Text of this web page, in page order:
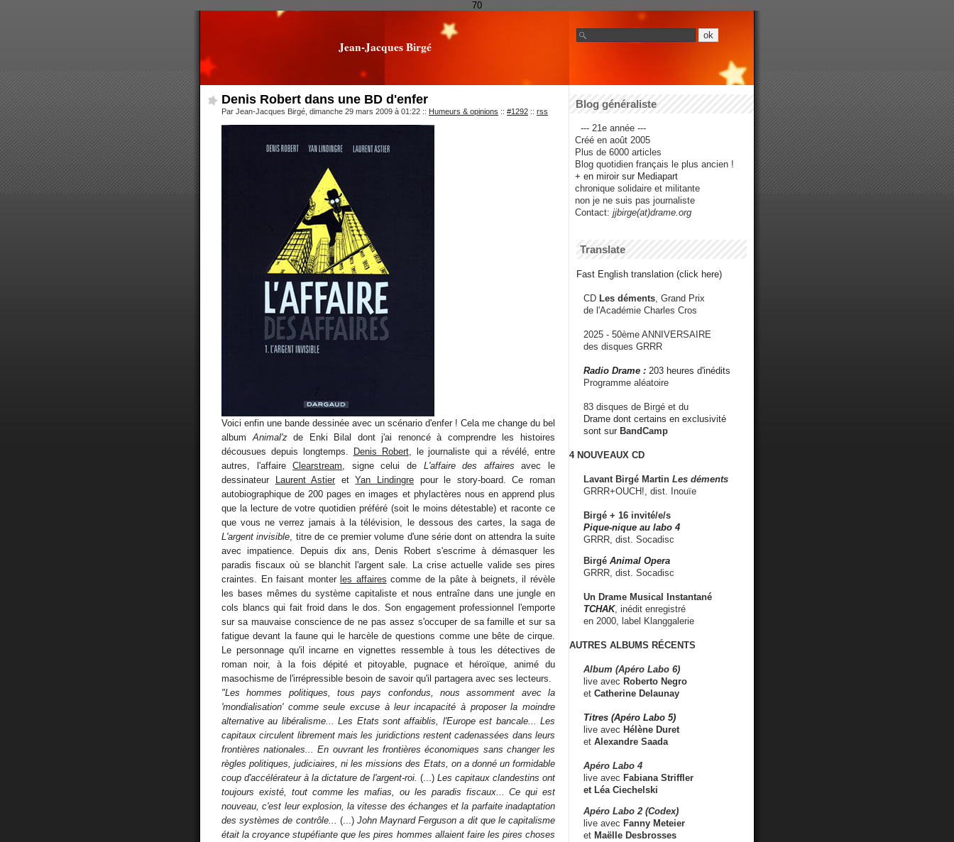
70
Jean-Jacques Birgé
Denis Robert dans une BD d'enfer
Par Jean-Jacques Birgé, dimanche 29 mars 2009 à 01:22 :: Humeurs & opinions :: #1292 :: rss
Voici enfin une bande dessinée avec un scénario d'enfer ! Cela me change du bel
album Animal'zde Enki Bilal dont j'ai renoncé à comprendre les histoires
décousues depuis longtemps.
Denis Robert, le journaliste qui a révélé, entre
autres, l'affaireClearstream , signe celui de L'affaire des affaires avec le
dessinateur
Laurent Astier etYan Lindingre pour le story-board. Ce roman
autobiographique de 200 pages en images et phylactères nous en apprend plus
que la lecture de votre quotidien préféré (soit le moins détestable) et raconte ce
que vous ne verrez jamais à la télévision, le dessous des cartes, la saga de
L'argent invisible , titre de ce premier volume d'une série dont on attendra la suite
avec impatience. Depuis dix ans, Denis Robert s'escrime à démasquer les
paradis fiscaux où se blanchit l'argent sale. La crise actuelle valide ses pires
craintes. En faisant monter les affaires comme de la pâte à beignets, il révèle
les bases mêmes du système capitaliste et nous entraîne dans une jungle en
cols blancs qui fait froid dans le dos. Son engagement professionnel l'emporte
sur sa mauvaise conscience de ne pas assez s'occuper de sa famille et sur sa
fatigue devant la faune qui le harcèle de questions comme une bête de cirque.
Le personnage qu'il incarne en vignettes ressemble à tous les détectives de
roman noir, à la fois dépité et pitoyable, pugnace et héroïque, animé du
masochisme de l'irrépressible besoin de savoir qu'il partagera avec ses lecteurs.
"Les hommes politiques, tous pays confondus, nous assomment avec la
'mondialisation' comme seule excuse à leur incapacité à proposer la moindre
alternative au libéralisme... Les Etats sont affaiblis, l'Europe est bancale... Les
capitaux circulent librement mais les juridictions restent cadenassées dans leurs
frontières nationales... En ouvrant les frontières économiques sans changer les
règles politiques, judiciaires, ni les missions des Etats, on a donné un formidable
coup d'accélérateur à la dictature de l'argent-roi. (...) Les capitaux clandestins ont
toujours existé, tout comme les mafias, ou les paradis fiscaux... Ce qui est
nouveau, c'est leur explosion, la vitesse des échanges et la parfaite inadaptation
des systèmes de contrôle...
(...) John Maynard Ferguson a dit que le capitalisme
était la croyance stupéfiante que les pires hommes allaient faire les pires choses
Blog généraliste
--- 21e année ---
Créé en août 2005
Plus de 6000 articles
Blog quotidien français le plus ancien !
+ en miroir sur Mediapart
chronique solidaire et militante
non je ne suis pas journaliste
Contact: jjbirge(at)drame.org
Translate
Fast English translation (click here)
CD Les déments , Grand Prix
de l'Académie Charles Cros
2025 - 50ème ANNIVERSAIRE
des disques GRRR
Radio Drame : 203 heures d'inédits
Programme aléatoire
83 disques de Birgé et du
Drame dont certains en exclusivité
sont sur BandCamp
4 NOUVEAUX CD
Lavant Birgé Martin Les déments
GRRR+OUCH!, dist. Inouïe
Birgé + 16 invité/e/s
Pique-nique au labo 4
GRRR, dist. Socadisc
Birgé Animal Opera
GRRR, dist. Socadisc
Un Drame Musical Instantané
TCHAK, inédit enregistré
en 2000, label Klanggalerie
AUTRES ALBUMS RÉCENTS
Album (Apéro Labo 6)
live avec Roberto Negro
et Catherine Delaunay
Titres (Apéro Labo 5)
live avec Hélène Duret
et Alexandre Saada
Apéro Labo 4
live avec Fabiana Striffler
et Léa Ciechelski
Apéro Labo 2 (Codex)
live avec Fanny Meteier
et Maëlle Desbrosses